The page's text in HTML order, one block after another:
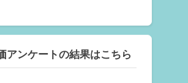
アンケートの結果はこちら